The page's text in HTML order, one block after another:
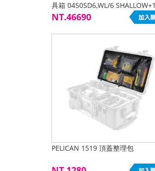
具箱 0450SD6,WL/6 SHALLOW+1
DEEP DRAWERS,BLK
NT.46690
PELICAN 1519 頂蓋整理包